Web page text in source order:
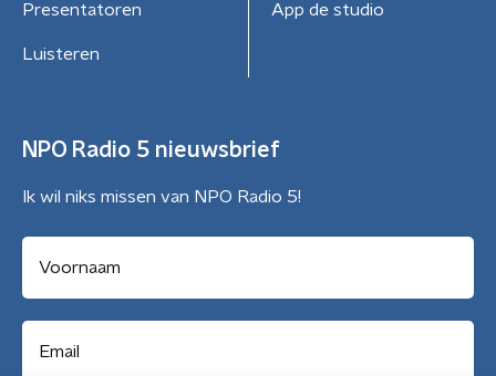
Presentatoren
Luisteren
App de studio
NPO Radio 5 nieuwsbrief
Ik wil niks missen van NPO Radio 5!